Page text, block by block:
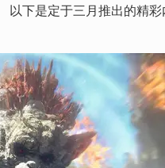
下是定于三月推出的精彩